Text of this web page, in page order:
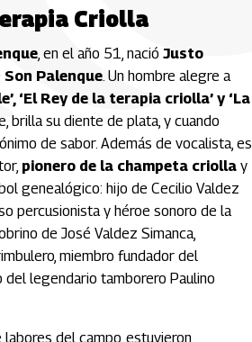
Criolla
, en el año 51, nació Justo
Son Palenque. Un hombre alegre a
‘El Rey de la terapia criolla’ y ‘La
brilla su diente de plata, y cuando
de sabor. Además de vocalista, es
pionero de la champeta criolla y
genealógico: hijo de Cecilio Valdez
percusionista y héroe sonoro de la
de José Valdez Simanca,
miembro fundador del
legendario tamborero Paulino
del campo, estuvieron